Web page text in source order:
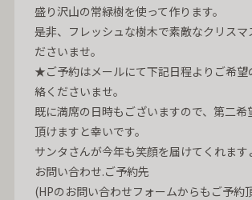
盛り沢山の常緑樹を使って作ります。
是非、フレッシュな樹木で素敵なクリスマ
ださいませ。
★ご予約はメールにて下記日程よりご希望
絡くださいませ。
既に満席の日時もございますので、第二希
頂けますと幸いです。
サンタさんが今年も笑顔を届けてくれま
お問い合わせ.ご予約先
(HPのお問い合わせフォームからもご予約